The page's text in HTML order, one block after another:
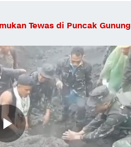
Tewas di Puncak Gunung